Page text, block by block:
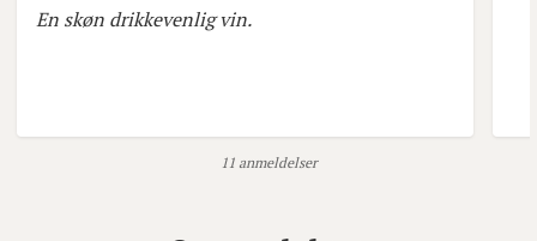
En skøn drikkevenlig vin.
11 anmeldelser